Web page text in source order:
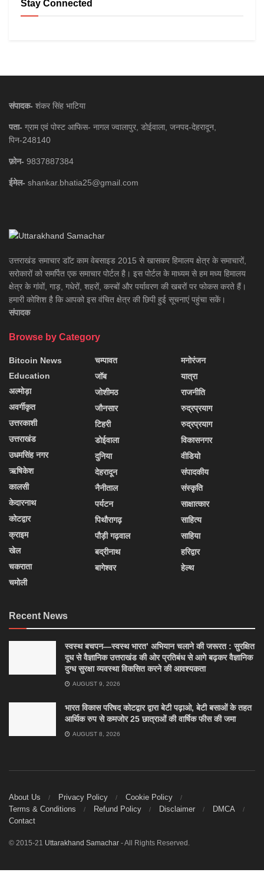
Stay Connected
संपादक- शंकर सिंह भाटिया
पता- ग्राम एवं पोस्ट आफिस- नागल ज्वालापुर, डोईवाला, जनपद-देहरादून,
पिन-248140
फ़ोन- 9837887384
ईमेल- shankar.bhatia25@gmail.com
उत्तराखंड समाचार डाॅट काम वेबसाइड 2015 से खासकर हिमालय क्षेत्र के समाचारों,
सरोकारों को समर्पित एक समाचार पोर्टल है। इस पोर्टल के माध्यम से हम मध्य हिमालय
क्षेत्र के गांवों, गाड़, गधेरों, शहरों, कस्बों और पर्यावरण की खबरों पर फोकस करते हैं।
हमारी कोशिश है कि आपको इस वंचित क्षेत्र की छिपी हुई सूचनाएं पहुंचा सकें।
संपादक
Browse by Category
Bitcoin News
Education
अल्मोड़ा
अवर्गीकृत
उत्तरकाशी
उत्तराखंड
उधमसिंह नगर
ऋषिकेश
कालसी
केदारनाथ
कोटद्वार
क्राइम
खेल
चकराता
चमोली
चम्पावत
जॉब
जोशीमठ
जौनसार
टिहरी
डोईवाला
दुनिया
देहरादून
नैनीताल
पर्यटन
पिथौरागढ़
पौड़ी गढ़वाल
बद्रीनाथ
बागेश्वर
मनोरंजन
यात्रा
राजनीति
रुद्रप्रयाग
रुद्रप्रयाग
विकासनगर
वीडियो
संपादकीय
संस्कृति
साक्षात्कार
साहित्य
साहिया
हरिद्वार
हेल्थ
Recent News
स्वस्थ बचपन—स्वस्थ भारत’ अभियान चलाने की जरूरत : सुरक्षित
दूध से वैज्ञानिक उत्तराखंड की ओर प्रतिबंध से आगे बढ़कर वैज्ञानिक
दुग्ध सुरक्षा व्यवस्था विकसित करने की आवश्यकता
AUGUST 9, 2026
भारत विकास परिषद कोटद्वार द्वारा बेटी पढ़ाओ, बेटी बसाओं के तहत
आर्थिक रुप से कमजोर 25 छात्राओं की वार्षिक फीस की जमा
AUGUST 8, 2026
About Us Privacy Policy
Cookie Policy
Terms & Conditions
Refund Policy Disclaimer
DMCA
Contact
© 2015-21 Uttarakhand Samachar - All Rights Reserved.